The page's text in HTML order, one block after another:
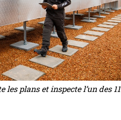
plans et inspecte l’un des 11